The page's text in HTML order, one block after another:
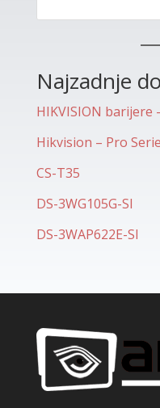
Najzadnje
HIKVISION
Hikvision – Pro
CS-T35
DS-3WG105G-SI
DS-3WAP622E-SI